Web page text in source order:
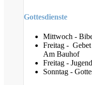
Gottesdienste
Mittwoch -
Freitag -
Am Bauhof
Freitag -
Sonntag -